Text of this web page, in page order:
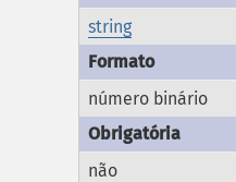
string
número binário
não